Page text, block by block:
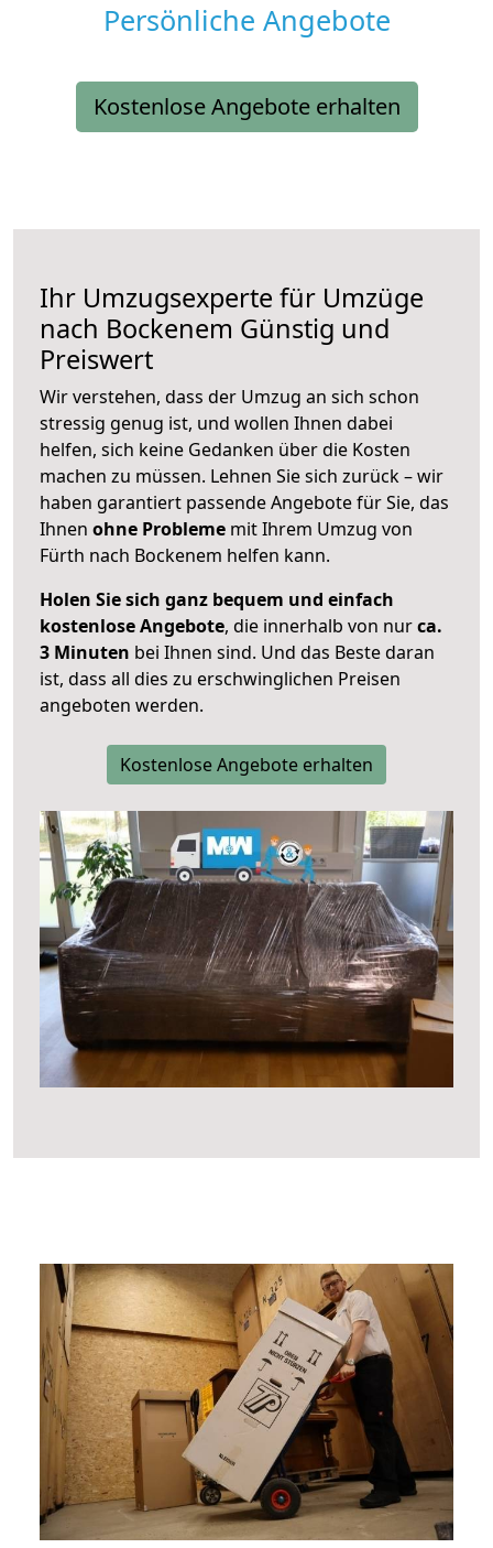
Persönliche Angebote
Kostenlose Angebote erhalten
Ihr Umzugsexperte für Umzüge
nach Bockenem Günstig und
Preiswert
Wir verstehen, dass der Umzug an sich schon
stressig genug ist, und wollen Ihnen dabei
helfen, sich keine Gedanken über die Kosten
machen zu müssen. Lehnen Sie sich zurück – wir
haben garantiert passende Angebote für Sie, das
Ihnen ohne Probleme mit Ihrem Umzug von
Fürth nach Bockenem helfen kann.
Holen Sie sich ganz bequem und einfach
kostenlose Angebote, die innerhalb von nurca.
3 Minuten bei Ihnen sind. Und das Beste daran
ist, dass all dies zu erschwinglichen Preisen
angeboten werden.
Kostenlose Angebote erhalten